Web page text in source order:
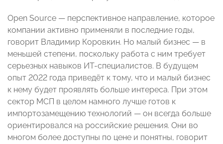
Open Source — перспективное направление, которое
компании активно применяли в последние годы,
говорит Владимир Коровкин. Но малый бизнес — в
меньшей степени, поскольку работа с ним требует
серьезных навыков ИТ-специалистов. В будущем
опыт 2022 года приведёт к тому, что и малый бизнес
к нему будет проявлять больше интереса. При этом
сектор МСП в целом намного лучше готов к
импортозамещению технологий — он всегда больше
ориентировался на российские решения. Они во
многом более доступны по цене и понятны, говорит